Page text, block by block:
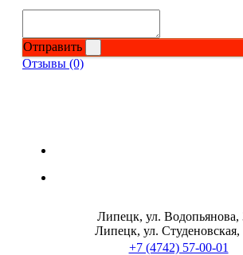
НАЗАД
Порошковые BCAA
Предтренировочные комплексы
Отправить
Отзывы (0)
Липецк, ул. Водопьянова,
Липецк, ул. Студеновская,
+7 (4742) 57-00-01